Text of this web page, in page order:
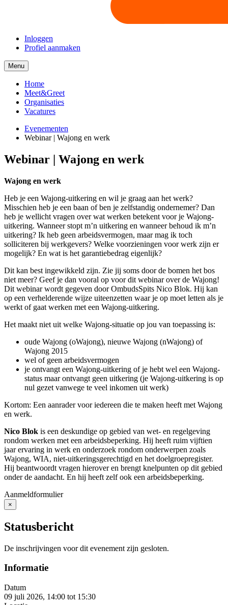
Inloggen
Profiel aanmaken
MenuMenu
collapsed
Home
Meet&Greet
Organisaties
Vacatures
Evenementen
Webinar | Wajong en werk
Webinar | Wajong en werk
Wajong en werk
Heb je een Wajong-uitkering en wil je graag aan het werk?
Misschien heb je een baan of ben je zelfstandig ondernemer? Dan
heb je wellicht vragen over wat werken betekent voor je Wajong-
uitkering. Wanneer stopt m’n uitkering en wanneer behoud ik m’n
uitkering? Ik heb geen arbeidsvermogen, maar mag ik toch
solliciteren bij werkgevers? Welke voorzieningen voor werk zijn er
mogelijk? En wat is het garantiebedrag eigenlijk?
Dit kan best ingewikkeld zijn. Zie jij soms door de bomen het bos
niet meer? Geef je dan vooral op voor dit webinar over de Wajong!
Dit webinar wordt gegeven door OmbudsSpits Nico Blok. Hij kan
op een verhelderende wijze uiteenzetten waar je op moet letten als je
werkt of gaat werken met een Wajong-uitkering.
Het maakt niet uit welke Wajong-situatie op jou van toepassing is:
oude Wajong (oWajong), nieuwe Wajong (nWajong) of
Wajong 2015
wel of geen arbeidsvermogen
je ontvangt een Wajong-uitkering of je hebt wel een Wajong-
status maar ontvangt geen uitkering (je Wajong-uitkering is op
nul gezet vanwege te veel inkomen uit werk)
Kortom: Een aanrader voor iedereen die te maken heeft met Wajong
en werk.
Nico Blok is een deskundige op gebied van wet- en regelgeving
rondom werken met een arbeidsbeperking. Hij heeft ruim vijftien
jaar ervaring in werk en onderzoek rondom onderwerpen zoals
Wajong, WIA, niet-uitkeringsgerechtigd en het doelgroepregister.
Hij beantwoordt vragen hierover en brengt knelpunten op dit gebied
onder de aandacht. En hij heeft zelf ook een arbeidsbeperking.
Aanmeldformulier
×
Close
Statusbericht
De inschrijvingen voor dit evenement zijn gesloten.
Informatie
Datum
09 juli 2026, 14:00 tot 15:30